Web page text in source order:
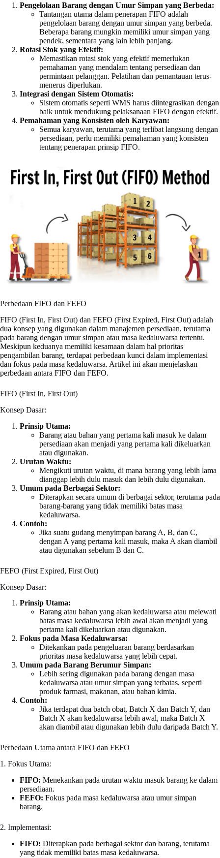
Pengelolaan Barang dengan Umur Simpan yang Berbeda:
Tantangan utama dalam penerapan FIFO adalah
pengelolaan barang dengan umur simpan yang berbeda.
Beberapa barang mungkin memiliki umur simpan yang
pendek, sementara yang lain lebih panjang.
Rotasi Stok yang Efektif:
Memastikan rotasi stok yang efektif memerlukan
pemahaman yang mendalam tentang persediaan dan
permintaan pelanggan. Pelatihan dan pemantauan terus-
menerus diperlukan.
Integrasi dengan Sistem Otomatis:
Sistem otomatis seperti WMS harus diintegrasikan dengan
baik untuk mendukung pelaksanaan FIFO dengan efektif.
Pemahaman yang Konsisten oleh Karyawan:
Semua karyawan, terutama yang terlibat langsung dengan
persediaan, perlu memiliki pemahaman yang konsisten
tentang penerapan prinsip FIFO.
Perbedaan FIFO dan FEFO
FIFO (First In, First Out) dan FEFO (First Expired, First Out) adalah
dua konsep yang digunakan dalam manajemen persediaan, terutama
pada barang dengan umur simpan atau masa kedaluwarsa tertentu.
Meskipun keduanya memiliki kesamaan dalam hal prioritas
pengambilan barang, terdapat perbedaan kunci dalam implementasi
dan fokus pada masa kedaluwarsa. Artikel ini akan menjelaskan
perbedaan antara FIFO dan FEFO.
FIFO (First In, First Out)
Konsep Dasar:
Prinsip Utama:
Barang atau bahan yang pertama kali masuk ke dalam
persediaan akan menjadi yang pertama kali dikeluarkan
atau digunakan.
Urutan Waktu:
Mengikuti urutan waktu, di mana barang yang lebih lama
dianggap lebih dulu masuk dan lebih dulu digunakan.
Umum pada Berbagai Sektor:
Diterapkan secara umum di berbagai sektor, terutama pada
barang-barang yang tidak memiliki batas masa
kedaluwarsa.
Contoh:
Jika suatu gudang menyimpan barang A, B, dan C,
dengan A yang pertama kali masuk, maka A akan diambil
atau digunakan sebelum B dan C.
FEFO (First Expired, First Out)
Konsep Dasar:
Prinsip Utama:
Barang atau bahan yang akan kedaluwarsa atau melewati
batas masa kedaluwarsa lebih awal akan menjadi yang
pertama kali dikeluarkan atau digunakan.
Fokus pada Masa Kedaluwarsa:
Ditekankan pada pengeluaran barang berdasarkan
prioritas masa kedaluwarsa yang lebih cepat.
Umum pada Barang Berumur Simpan:
Lebih sering digunakan pada barang dengan masa
kedaluwarsa atau umur simpan yang terbatas, seperti
produk farmasi, makanan, atau bahan kimia.
Contoh:
Jika terdapat dua batch obat, Batch X dan Batch Y, dan
Batch X akan kedaluwarsa lebih awal, maka Batch X
akan diambil atau digunakan lebih dulu daripada Batch Y.
Perbedaan Utama antara FIFO dan FEFO
1. Fokus Utama:
FIFO: Menekankan pada urutan waktu masuk barang ke dalam
persediaan.
FEFO: Fokus pada masa kedaluwarsa atau umur simpan
barang.
2. Implementasi:
FIFO: Diterapkan pada berbagai sektor dan barang, terutama
yang tidak memiliki batas masa kedaluwarsa.